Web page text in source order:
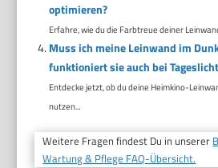
optimieren?
Erfahre, wie du die Farbtreue deiner
Muss ich meine Leinwand im
funktioniert sie auch bei
Entdecke jetzt, ob du deine Heimkino-
nutzen...
Weitere Fragen findest Du in unserer
Wartung & Pflege FAQ-Übersicht.